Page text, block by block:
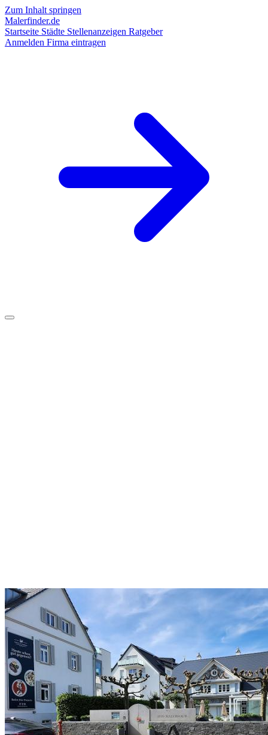
Zum Inhalt springen
Malerfinder.de
Startseite Städte Stellenanzeigen Ratgeber
Anmelden Firma eintragen